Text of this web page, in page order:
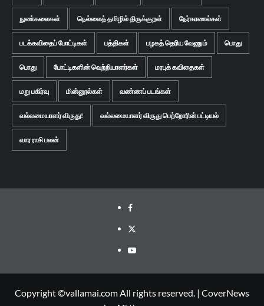
நுண்கலைகள் நெல்லைத் தமிழில் திருக்குறள் நேர்காணல்கள்
படக்கவிதைப் போட்டிகள் பத்திகள் பழகத் தெரிய வேணும் பொது
பொது போட்டிகளின் வெற்றியாளர்கள் மரபுக் கவிதைகள்
மறு பகிர்வு மின்னூல்கள் வண்ணப் படங்கள்
வல்லமையாளர் விருது! வல்லமையாளர் விருது பெற்றோரின் பட்டியல்
வார ராசி பலன்
Facebook
Twitter
Youtube
Copyright ©vallamai.com All rights reserved. | CoverNews